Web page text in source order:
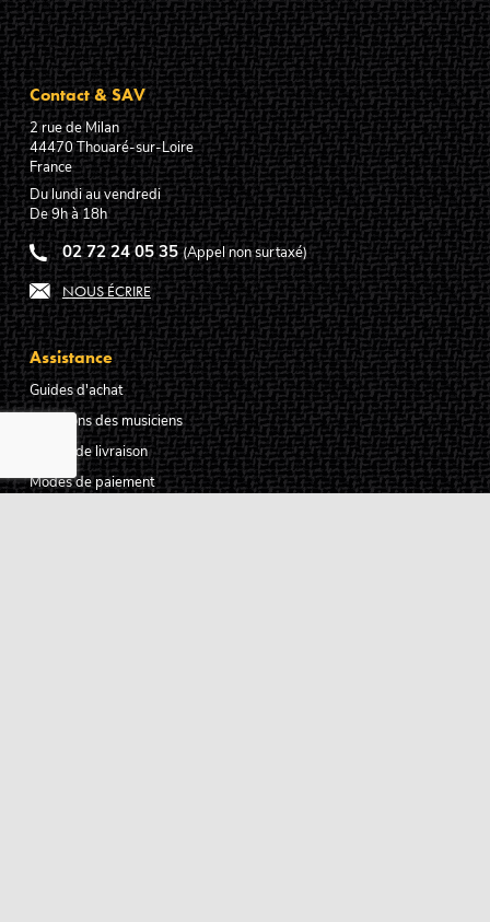
Contact & SAV
2 rue de Milan
44470Thouaré-sur-Loire
France
Du lundi au vendredi
De 9h à 18h
02 72 24 05 35 (Appel non surtaxé)
NOUS ÉCRIRE
Assistance
Guides d'achat
Questions des musiciens
Modes de livraison
Modes de paiement